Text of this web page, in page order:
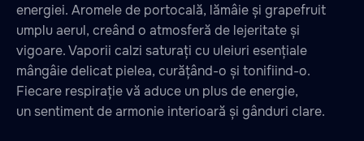
energiei. Aromele de portocală, lămâie și grapefruit
umplu aerul, creând o atmosferă de lejeritate și
vigoare. Vaporii calzi saturați cu uleiuri esențiale
mângâie delicat pielea, curățând-o și tonifiind-o.
Fiecare respirație vă aduce un plus de energie,
un sentiment de armonie interioară și gânduri clare.